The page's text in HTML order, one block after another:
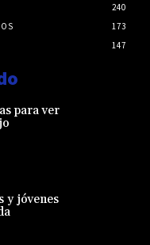
240
173
147
para ver
y jóvenes